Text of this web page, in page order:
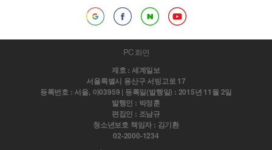
PC 화면
제호 : 세계일보
서울특별시 용산구 서빙고로 17
등록번호 : 서울, 아03959 | 등록일(발행일) : 2015년 11월 2일
발행인 : 박정훈
편집인 : 조남규
청소년보호 책임자 : 김기환
02-2000-1234